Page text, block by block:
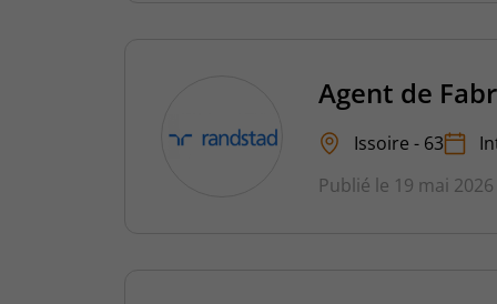
Agent de
Issoire - 63
Publié le 19 mai 2026